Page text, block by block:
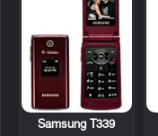
Samsung T339